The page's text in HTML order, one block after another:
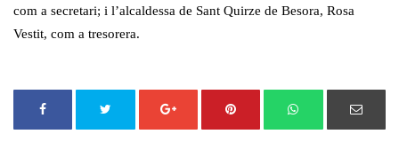
com a secretari; i l’alcaldessa de Sant Quirze de Besora, Rosa
Vestit, com a tresorera.